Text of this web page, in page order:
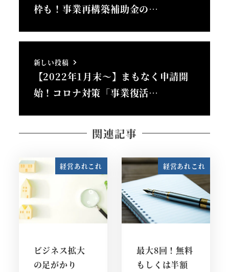
枠も！事業再構築補助金の…
新しい投稿
【2022年1月末～】まもなく申請開
始！コロナ対策「事業復活…
関連記事
経営あれこれ
ビジネス拡大
の足がかり
経営あれこれ
最大8回！無料
もしくは半額